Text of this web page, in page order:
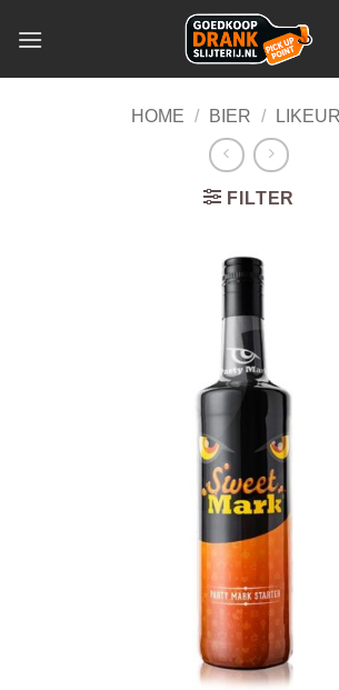
HOME / BIER /
FILTER